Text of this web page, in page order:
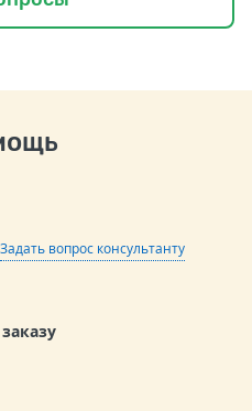
Задать вопрос консультанту